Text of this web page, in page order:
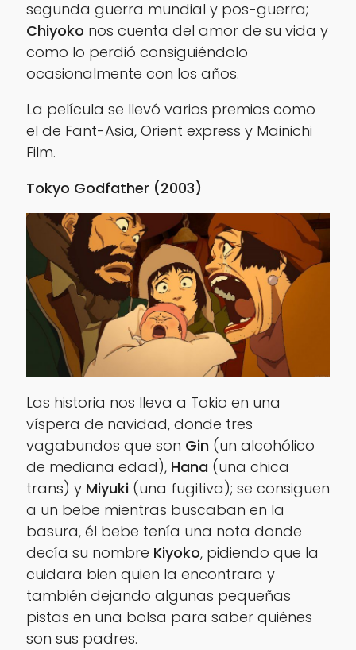
segunda guerra mundial y pos-guerra;
Chiyoko nos cuenta del amor de su vida y
como lo perdió consiguiéndolo
ocasionalmente con los años.
La película se llevó varios premios como
el de Fant-Asia, Orient express y Mainichi
Film.
Tokyo Godfather (2003)
Las historia nos lleva a Tokio en una
víspera de navidad, donde tres
vagabundos que son Gin (un alcohólico
de mediana edad), Hana (una chica
trans) y Miyuki (una fugitiva); se consiguen
a un bebe mientras buscaban en la
basura, él bebe tenía una nota donde
decía su nombre Kiyoko, pidiendo que la
cuidara bien quien la encontrara y
también dejando algunas pequeñas
pistas en una bolsa para saber quiénes
son sus padres.